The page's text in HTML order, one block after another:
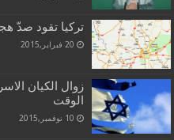
تركيا تقود صدّ
20 فبراير,2015
زوال الكيان
الوقت
10 نوفمبر,2015